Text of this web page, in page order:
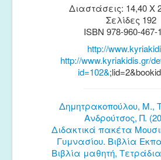
Διαστάσεις: 14,40 Χ
Σελίδες 192
ISBN 978-960-467-
http://
http://www.kyriakidis.gr/
id=102&
Δημητρακοπούλου, Μ.,
Ανδρούτσος, Π.
Διδακτικά πακέτα
Γυμνασίου. Βιβλία
Βιβλία μαθητή,